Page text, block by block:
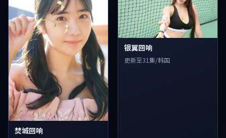
焚城回响
银翼回响
更新至31集/韩国